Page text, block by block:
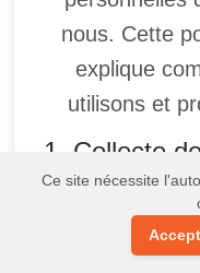
nous. Cette
explique
utilisons et
personnelles
Nous collectons
lorsque vous vous
effectuez des
Ce site nécessite